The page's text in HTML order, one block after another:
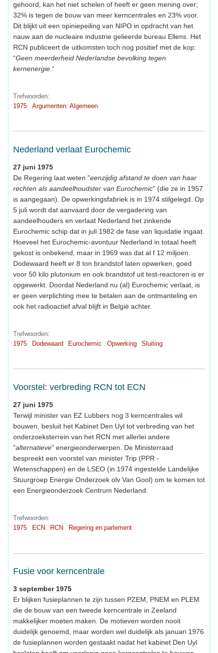
gehoord, kan het niet schelen of heeft er geen mening over;
32% is tegen de bouw van meer kerncentrales en 23% voor.
Dit blijkt uit een opiniepeiling van NIPO in opdracht van het
nauw aan de nucleaire industrie gelieerde bureau Ellens. Het
RCN publiceert de uitkomsten toch nog positief met de kop:
“Geen meerderheid Nederlandse bevolking tegen
kernenergie .“
Trefwoorden:
1975
Argumenten: Algemeen
Nederland verlaat Eurochemic
27 juni 1975
De Regering laat weten "eenzijdig afstand te doen van haar
rechten als aandeelhoudster van Eurochemic" (die ze in 1957
is aangegaan). De opwerkingsfabriek is in 1974 stilgelegd. Op
5 juli wordt dat aanvaard door de vergadering van
aandeelhouders en verlaat Nederland het zinkende
Eurochemic schip dat in juli 1982 de fase van liquidatie ingaat.
Hoeveel het Eurochemic-avontuur Nederland in totaal heeft
gekost is onbekend, maar in 1969 was dat al f 12 miljoen.
Dodewaard heeft er 8 ton brandstof laten opwerken, goed
voor 50 kilo plutonium en ook brandstof uit test-reactoren is er
opgewerkt. Doordat Nederland nu (al) Eurochemic verlaat, is
er geen verplichting mee te betalen aan de ontmanteling en
ook het radioactief afval blijft in België achter.
Trefwoorden:
1975
Dodewaard Eurochemic Opwerking Sluiting
Voorstel: verbreding RCN tot ECN
27 juni 1975
Terwijl minister van EZ Lubbers nog 3 kerncentrales wil
bouwen, besluit het Kabinet Den Uyl tot verbreding van het
onderzoeksterrein van het RCN met allerlei andere
"alternatieve" energieonderwerpen. De Ministerraad
bespreekt een voorstel van minister Trip (PPR -
Wetenschappen) en de LSEO (in 1974 ingestelde Landelijke
Stuurgroep Energie Onderzoek olv Van Gool) om te komen tot
een Energieonderzoek Centrum Nederland.
Trefwoorden:
1975
ECN RCN Regering en parlement
Fusie voor kerncentrale
3 september 1975
Er blijken fusieplannen te zijn tussen PZEM, PNEM en PLEM
die de bouw van een tweede kerncentrale in Zeeland
makkelijker moeten maken. De motieven worden nooit
duidelijk genoemd, maar worden wel duidelijk als januari 1976
de fusieplannen worden gestaakt nadat het kabinet Den Uyl